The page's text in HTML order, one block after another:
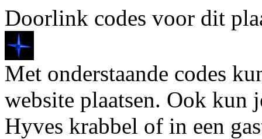
Doorlink codes voor dit
Met onderstaande codes
website plaatsen. Ook kun
Hyves krabbel of in een